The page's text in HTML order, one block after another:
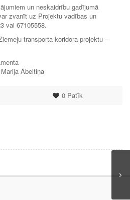
un neskaidrību gadījumā
zvanīt uz Projektu vadības un
vai 67105558.
transporta koridora projektu –
Ābeltiņa
0Patīk